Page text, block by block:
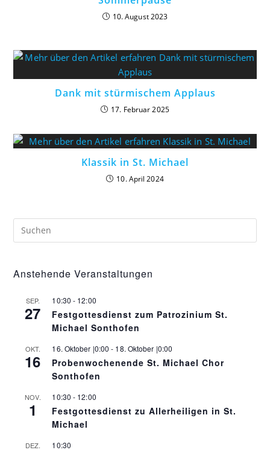
10. August 2023
Dank mit stürmischem Applaus
17. Februar 2025
Klassik in St. Michael
10. April 2024
Anstehende Veranstaltungen
SEP.
27
10:30 - 12:00
Festgottesdienst zum Patrozinium St.
Michael Sonthofen
OKT.
16
16. Oktober |0:00 - 18. Oktober |0:00
Probenwochenende St. Michael Chor
Sonthofen
NOV.
1
10:30 - 12:00
Festgottesdienst zu Allerheiligen in St.
Michael
DEZ. 10:30